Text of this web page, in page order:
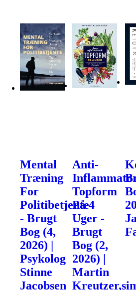
Mental
Træning
For
Politibetjente
- Brugt
Bog (4,
2026) |
Psykolog
Stinne
Jacobsen
Anti-
Topform
På 4
Uger -
Brugt
Bog (2,
2026) |
Martin